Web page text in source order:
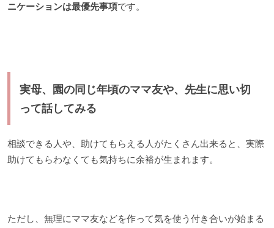
ニケーションは最優先事項です。
実母、園の同じ年頃のママ友や、先生に思い切
って話してみる
相談できる人や、助けてもらえる人がたくさん出来ると、実際
助けてもらわなくても気持ちに余裕が生まれます。
ただし、無理にママ友などを作って気を使う付き合いが始まる